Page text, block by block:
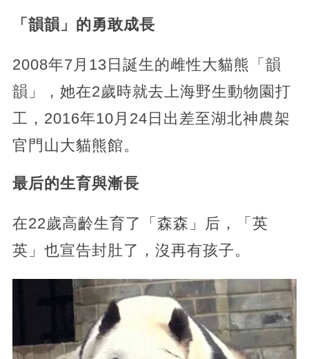
「韻韻」的勇敢成長
2008年7月13日誕生的雌性大貓熊「韻
韻」，她在2歲時就去上海野生動物園打
工，2016年10月24日出差至湖北神農架
官門山大貓熊館。
最后的生育與漸長
在22歲高齡生育了「森森」后，「英
英」也宣告封肚了，沒再有孩子。